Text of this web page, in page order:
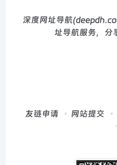
深度网址导航
址导航服务，分
友链申请 网站提交